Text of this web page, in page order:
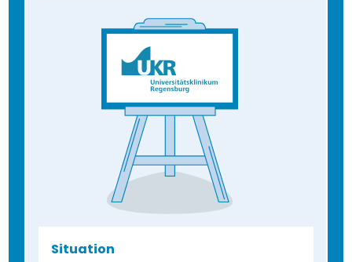
Mitarbeiterbefragung
360-Grad-Feedback
Kundenbefragung
Gesundheitswesen
Patientenbefragung
Ärzte- und Pflegebefragung
1. Alle Befragungsarten
Punktuelle Meinungsumfrage
2. Befragung vorbereiten
Situation